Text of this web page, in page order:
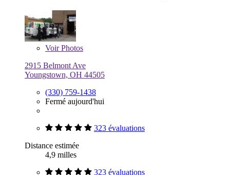
VoirPhotos
2915 Belmont Ave
Youngstown, OH 44505
(330) 759-1438
Fermé aujourd'hui
323 évaluations
Distance estimée
4,9 milles
323 évaluations